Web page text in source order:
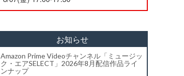
お知らせ
Amazon Prime Videoチャンネル「ミュージッ
ク・エアSELECT」2026年8月配信作品ライ
ンナップ